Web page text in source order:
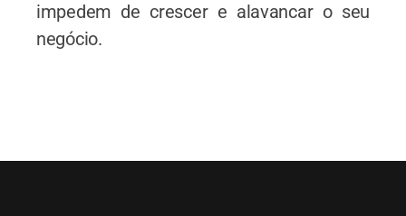
impedem de crescer e alavancar o seu
negócio.